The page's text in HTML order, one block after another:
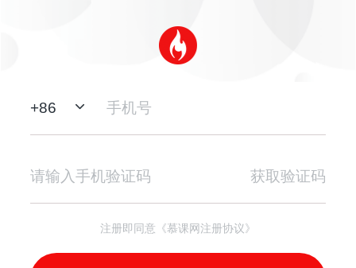
+86
获取验证码
注册即同意《慕课网注册协议》